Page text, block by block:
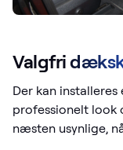
Valgfri
Der kan
professionelt look
næsten usynlige,